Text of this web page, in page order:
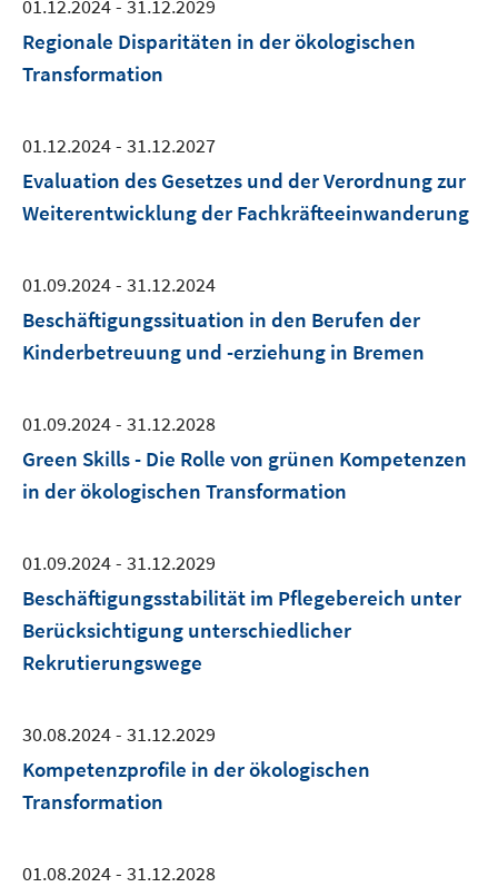
01.12.2024 - 31.12.2029
Regionale Disparitäten in der ökologischen
Transformation
01.12.2024 - 31.12.2027
Evaluation des Gesetzes und der Verordnung zur
Weiterentwicklung der Fachkräfteeinwanderung
01.09.2024 - 31.12.2024
Beschäftigungssituation in den Berufen der
Kinderbetreuung und -erziehung in Bremen
01.09.2024 - 31.12.2028
Green Skills - Die Rolle von grünen Kompetenzen
in der ökologischen Transformation
01.09.2024 - 31.12.2029
Beschäftigungsstabilität im Pflegebereich unter
Berücksichtigung unterschiedlicher
Rekrutierungswege
30.08.2024 - 31.12.2029
Kompetenzprofile in der ökologischen
Transformation
01.08.2024 - 31.12.2028